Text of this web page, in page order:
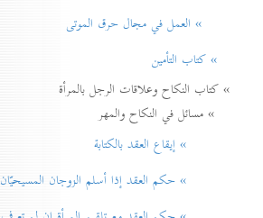
» العمل في مجال حرق الموتی
» كتاب التأمين
» كتاب النكاح وعلاقات الرجل بالمرأة
» مسائل في النكاح والمهر
» إيقاع العقد بالكتابة
» حكم العقد إذا أسلم الزوجان المسيحيّان